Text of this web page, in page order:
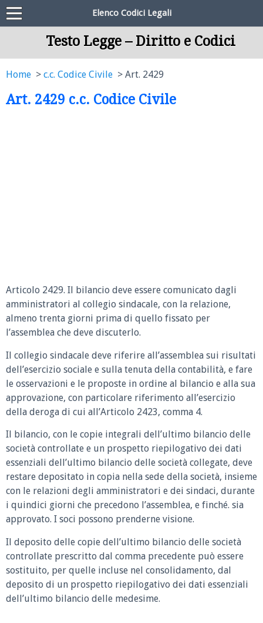
Elenco Codici Legali
Testo Legge – Diritto e Codici
Home c.c. Codice Civile Art. 2429
Art. 2429 c.c. Codice Civile
Articolo 2429. Il bilancio deve essere comunicato dagli
amministratori al collegio sindacale, con la relazione,
almeno trenta giorni prima di quello fissato per
l’assemblea che deve discuterlo.
Il collegio sindacale deve riferire all’assemblea sui risultati
dell’esercizio sociale e sulla tenuta della contabilità, e fare
le osservazioni e le proposte in ordine al bilancio e alla sua
approvazione, con particolare riferimento all’esercizio
della deroga di cui all’Articolo 2423, comma 4.
Il bilancio, con le copie integrali dell’ultimo bilancio delle
società controllate e un prospetto riepilogativo dei dati
essenziali dell’ultimo bilancio delle società collegate, deve
restare depositato in copia nella sede della società, insieme
con le relazioni degli amministratori e dei sindaci, durante
i quindici giorni che precedono l’assemblea, e finché. sia
approvato. I soci possono prenderne visione.
Il deposito delle copie dell’ultimo bilancio delle società
controllate prescritto dal comma precedente può essere
sostituito, per quelle incluse nel consolidamento, dal
deposito di un prospetto riepilogativo dei dati essenziali
dell’ultimo bilancio delle medesime.